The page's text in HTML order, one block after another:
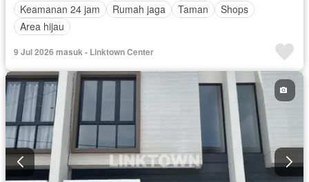
Keamanan 24 jam
Rumah jaga Taman
Shops
Area hijau
9 Jul 2026 masuk - Linktown Center